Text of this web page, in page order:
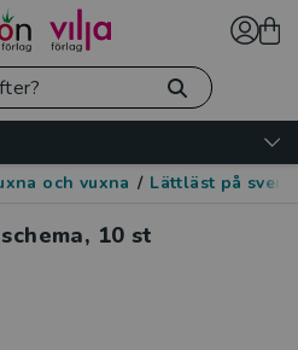
och vuxna / Lättläst på
10 st